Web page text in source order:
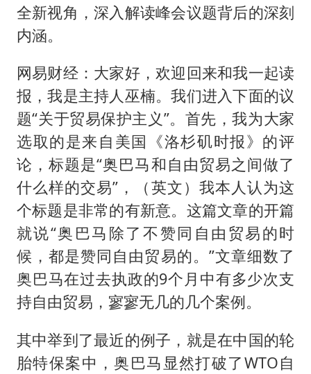
白海豚突然大拐弯 走出罕见路线
朱一龙的鼻子怎么了
成都多趟列车临时停运
货车高速制动失灵 交警护航化险为夷
下党之路
全新视角，深入解读峰会议题背后的深刻
内涵。
网易财经：大家好，欢迎回来和我一起读
报，我是主持人巫楠。我们进入下面的议
题“关于贸易保护主义”。首先，我为大家
选取的是来自美国《洛杉矶时报》的评
论，标题是“奥巴马和自由贸易之间做了
什么样的交易”，（英文）我本人认为这
个标题是非常的有新意。这篇文章的开篇
就说“奥巴马除了不赞同自由贸易的时
候，都是赞同自由贸易的。”文章细数了
奥巴马在过去执政的9个月中有多少次支
持自由贸易，寥寥无几的几个案例。
其中举到了最近的例子，就是在中国的轮
胎特保案中，奥巴马显然打破了WTO自